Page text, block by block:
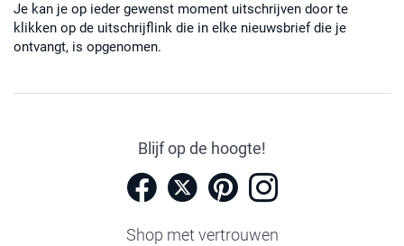
Je kan je op ieder gewenst moment uitschrijven door te
klikken op de uitschrijflink die in elke nieuwsbrief die je
ontvangt, is opgenomen.
Blijf op de hoogte!
Shop met vertrouwen